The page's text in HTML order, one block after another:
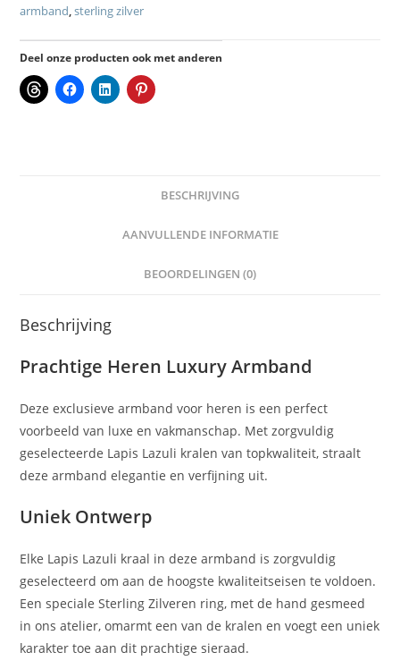
armband,sterling zilver
Deel onze producten ook met anderen
BESCHRIJVING
AANVULLENDE INFORMATIE
BEOORDELINGEN (0)
Beschrijving
Prachtige Heren Luxury Armband
Deze exclusieve armband voor heren is een perfect
voorbeeld van luxe en vakmanschap. Met zorgvuldig
geselecteerde Lapis Lazuli kralen van topkwaliteit, straalt
deze armband elegantie en verfijning uit.
Uniek Ontwerp
Elke Lapis Lazuli kraal in deze armband is zorgvuldig
geselecteerd om aan de hoogste kwaliteitseisen te voldoen.
Een speciale Sterling Zilveren ring, met de hand gesmeed
in ons atelier, omarmt een van de kralen en voegt een uniek
karakter toe aan dit prachtige sieraad.